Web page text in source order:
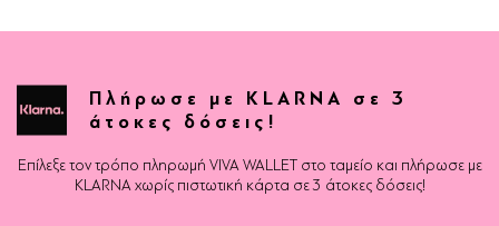
Πλήρωσε με KLARNA σε 3
άτοκες δόσεις!
Επίλεξε τον τρόπο πληρωμή VIVA WALLET στο ταμείο και πλήρωσε με
KLARNA χωρίς πιστωτική κάρτα σε 3 άτοκες δόσεις!